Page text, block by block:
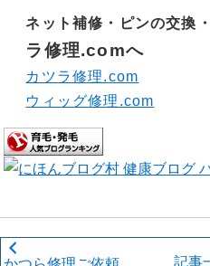
ネット補修・ピンの交換
ラ修理.comへ
カツラ修理.com
ウィッグ修理.com
記事